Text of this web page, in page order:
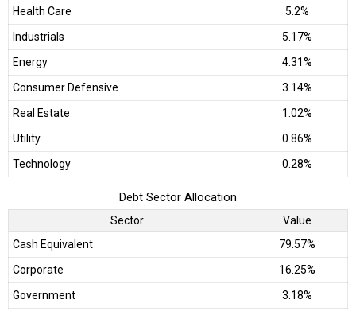
Health Care
5.2%
Industrials
5.17%
Energy
4.31%
Consumer Defensive
3.14%
Real Estate
1.02%
Utility
0.86%
Technology
0.28%
Debt Sector Allocation
Sector
Value
Cash Equivalent
79.57%
Corporate
16.25%
Government
3.18%